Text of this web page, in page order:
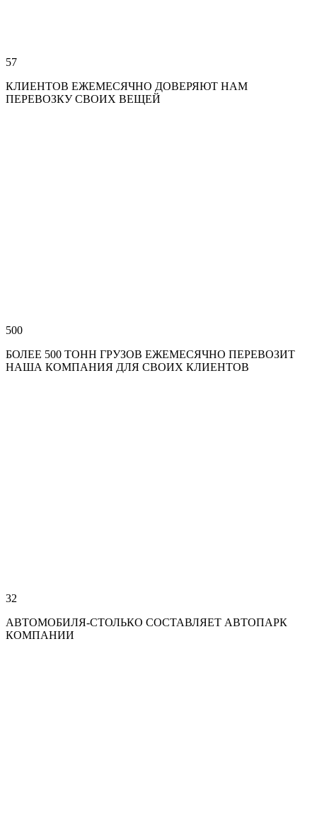
57
КЛИЕНТОВ ЕЖЕМЕСЯЧНО ДОВЕРЯЮТ НАМ
ПЕРЕВОЗКУ СВОИХ ВЕЩЕЙ
500
БОЛЕЕ 500 ТОНН ГРУЗОВ ЕЖЕМЕСЯЧНО ПЕРЕВОЗИТ
НАША КОМПАНИЯ ДЛЯ СВОИХ КЛИЕНТОВ
32
АВТОМОБИЛЯ-СТОЛЬКО СОСТАВЛЯЕТ АВТОПАРК
КОМПАНИИ